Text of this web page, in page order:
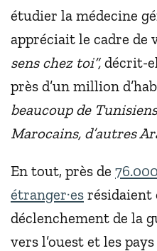
étudier la médecine
appréciait le cadre de
sens chez toi”, décrit-
près d’un million
beaucoup de
Marocains, d’autres
En tout, près de
étranger·es résidaient
déclenchement de la
vers l’ouest et les